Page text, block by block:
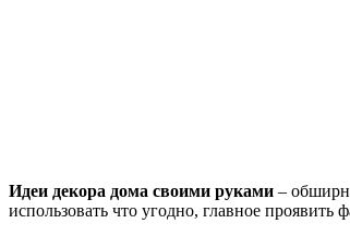
Идеи декора дома своими руками –
использовать что угодно, главное проявить